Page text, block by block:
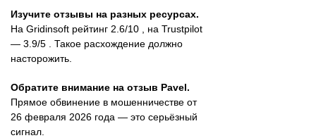
Изучите отзывы на разных ресурсах.
На Gridinsoft рейтинг 2.6/10 , на Trustpilot
— 3.9/5 . Такое расхождение должно
насторожить.
Обратите внимание на отзыв Pavel.
Прямое обвинение в мошенничестве от
26 февраля 2026 года — это серьёзный
сигнал.